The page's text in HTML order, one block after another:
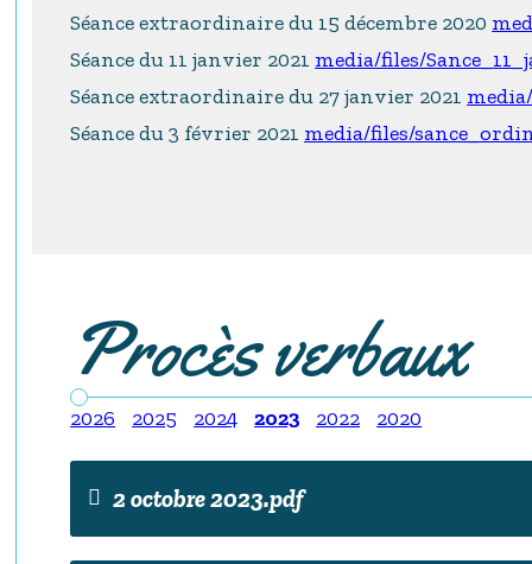
Séance extraordinaire du 15 décembre 2020
Séance du 11 janvier 2021 media/files/
Séance extraordinaire du 27 janvier 2021
Séance du 3 février 2021 media/files/
Procès verbaux
2026 2025 2024 2023 2022 2020
2 octobre 2023.pdf